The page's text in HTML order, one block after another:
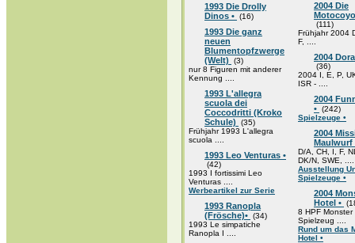
1993 Die Drolly
Dinos • (16)
1993 Die ganz
neuen
Blumentopfzwerge
(Welt)
(3)
nur 8 Figuren mit anderer
Kennung ....
1993 L'allegra
scuola dei
Coccodritti (Kroko
Schule)
(35)
Frühjahr 1993 L'allegra
scuola ....
1993 Leo Venturas •
(42)
1993 I fortissimi Leo
Venturas ....
Werbeartikel zur Serie
1993 Ranopla
(Frösche)• (34)
1993 Le simpatiche
Ranopla I ....
2004 Die
(111)
Frühjahr 2004
F, ....
2004
(36)
2004 I, E, P,
ISR - ....
2004
• (242)
Spielzeuge •
2004
Maulwurf
D/A, CH, I, F,
DK/N, SWE, ....
Ausstellung
Spielzeuge •
2004
Hotel •
8 HPF
Spielzeug ....
Rund um das
Hotel •